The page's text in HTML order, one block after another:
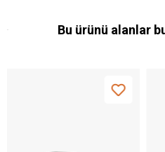
Bu ürünü alanlar